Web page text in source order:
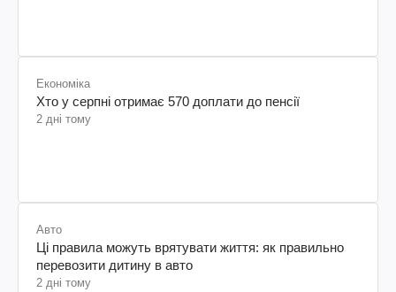
Авто
Ці правила можуть врятувати життя: як правильно
Війна в Україні
Чи має право ТЦК викликати після виключення з
військового обліку: пояснення юриста